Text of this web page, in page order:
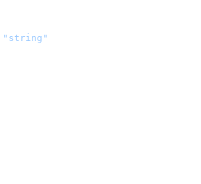
"string"